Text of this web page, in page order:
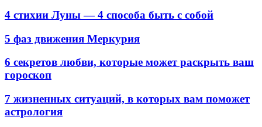
4 стихии Луны — 4 способа быть с собой
5 фаз движения Меркурия
6 секретов любви, которые может раскрыть ваш
гороскоп
7 жизненных ситуаций, в которых вам поможет
астрология